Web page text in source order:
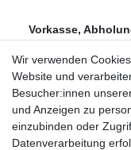
Vorkasse,
Partner
Wir verwenden
Website und
Besucher:innen
und Anzeigen zu
einzubinden oder
Datenverarbeitung